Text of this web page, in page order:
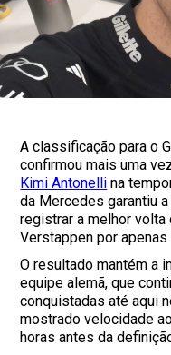
A classificação para o
confirmou mais uma
Kimi Antonelli na
da Mercedes garantiu
registrar a melhor
Verstappen por
O resultado mantém a
equipe alemã, que
conquistadas até aqui
mostrado velocidade
horas antes da